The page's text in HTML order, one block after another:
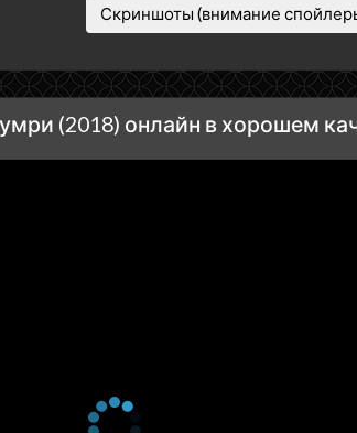
Скриншоты (внимание
(2018) онлайн в хорошем